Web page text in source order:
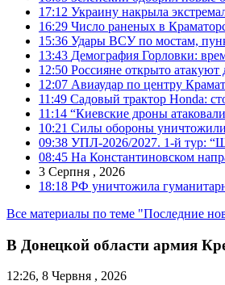
17:12 Украину накрыла
16:29 Число раненых в
15:36 Удары ВСУ по мостам,
13:43 Демография Горловки:
12:50 Россияне открыто
12:07 Авиаудар по центру
11:49 Садовый трактор Honda:
11:14 “Киевские дроны
10:21 Силы обороны уничтожили
09:38 УПЛ-2026/2027. 1-й тур:
08:45 На Константиновском
3 Серпня , 2026
18:18 РФ уничтожила
Все материалы по теме "Последние
В Донецкой области армия
12:26, 8 Червня , 2026